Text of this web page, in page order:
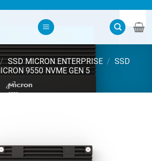
/ SSD MICRON ENTERPRISE / SSD
9550 NVME GEN 5